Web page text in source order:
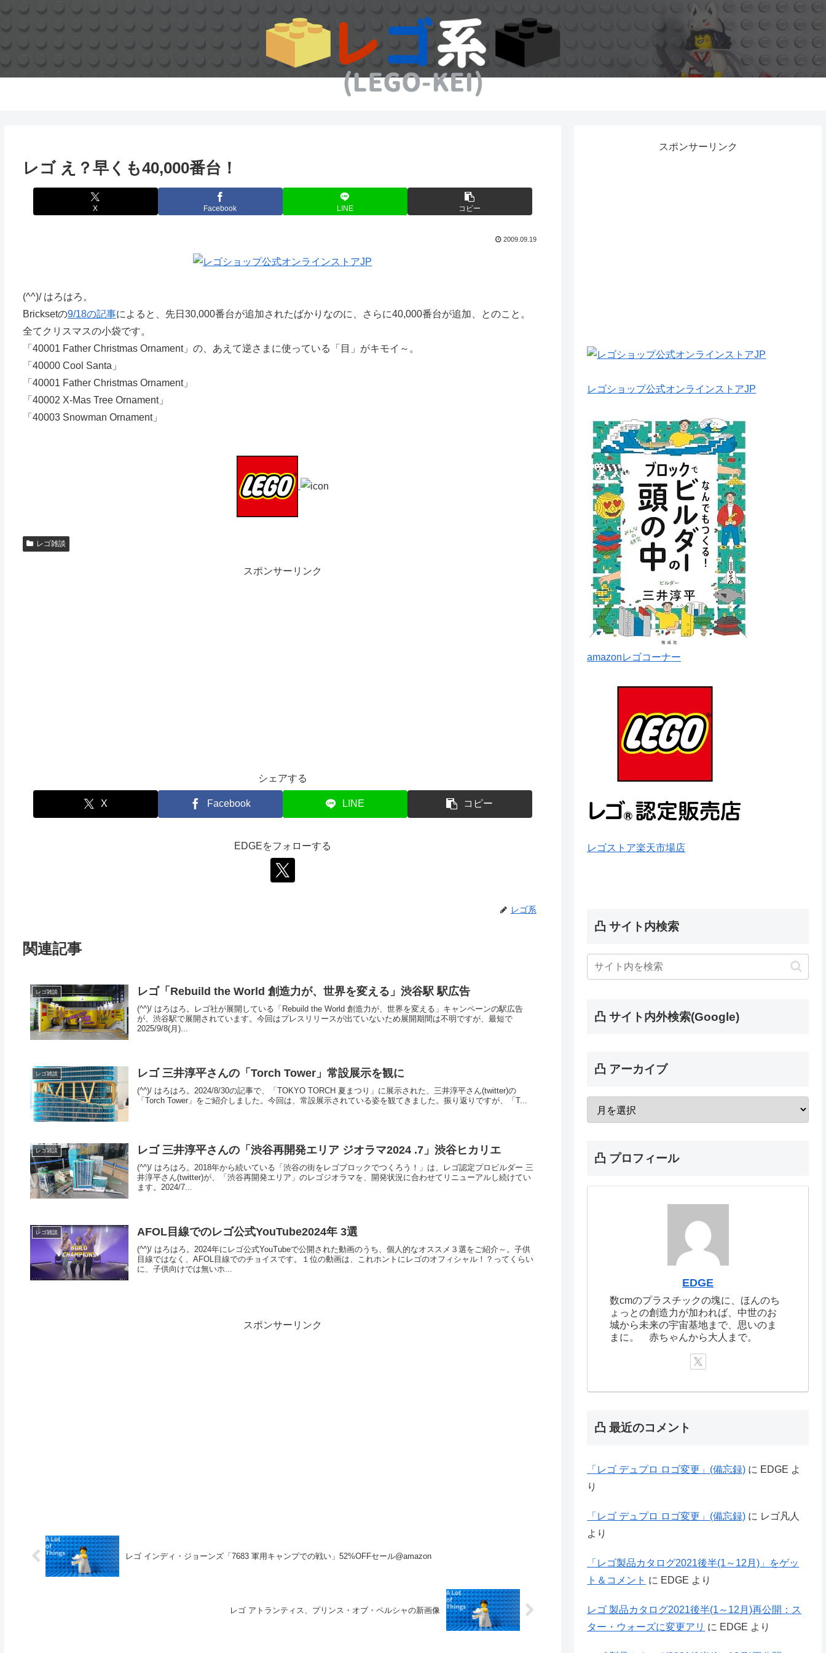
レゴ え？早くも40,000番台！
X Facebook LINE コピー
2009.09.19
(^^)/ はろはろ。
Bricksetの9/18の記事によると、先日30,000番台が追加されたばかりなのに、さらに40,000番台が追加、とのこと。
全てクリスマスの小袋です。
「40001 Father Christmas Ornament」の、あえて逆さまに使っている「目」がキモイ～。
「40000 Cool Santa」
「40001 Father Christmas Ornament」
「40002 X-Mas Tree Ornament」
「40003 Snowman Ornament」
レゴ雑談
スポンサーリンク
シェアする
X Facebook LINE コピー
EDGEをフォローする
レゴ系
関連記事
レゴ雑談 レゴ「Rebuild the World 創造力が、世界を変える」渋谷駅 駅広告
(^^)/ はろはろ。レゴ社が展開している「Rebuild the World 創造力が、世界を変える」キャンペーンの駅広告
が、渋谷駅で展開されています。今回はプレスリリースが出ていないため展開期間は不明ですが、最短で
2025/9/8(月)...
レゴ雑談 レゴ 三井淳平さんの「Torch Tower」常設展示を観に
(^^)/ はろはろ。2024/8/30の記事で、「TOKYO TORCH 夏まつり」に展示された、三井淳平さん(twitter)の
「Torch Tower」をご紹介しました。今回は、常設展示されている姿を観てきました。振り返りですが、「T...
レゴ雑談 レゴ 三井淳平さんの「渋谷再開発エリア ジオラマ2024 .7」渋谷ヒカリエ
(^^)/ はろはろ。2018年から続いている「渋谷の街をレゴブロックでつくろう！」は、レゴ認定プロビルダー 三
井淳平さん(twitter)が、「渋谷再開発エリア」のレゴジオラマを、開発状況に合わせてリニューアルし続けてい
ます。2024/7...
レゴ雑談 AFOL目線でのレゴ公式YouTube2024年 3選
(^^)/ はろはろ。2024年にレゴ公式YouTubeで公開された動画のうち、個人的なオススメ３選をご紹介～。子供
目線ではなく、AFOL目線でのチョイスです。１位の動画は、これホントにレゴのオフィシャル！？ってくらい
に、子供向けでは無いホ...
スポンサーリンク
レゴ インディ・ジョーンズ「7683 軍用キャンプでの戦い」52%OFFセール@amazon
レゴ アトランティス、プリンス・オブ・ペルシャの新画像
スポンサーリンク
レゴショップ公式オンラインストアJP
amazonレゴコーナー
レゴストア楽天市場店
凸 サイト内検索
凸 サイト内外検索(Google)
凸 アーカイブ
凸 プロフィール
EDGE
数cmのプラスチックの塊に、ほんのち
ょっとの創造力が加われば、中世のお
城から未来の宇宙基地まで、思いのま
まに。 赤ちゃんから大人まで。
凸 最近のコメント
「レゴ デュプロ ロゴ変更」(備忘録) に EDGE よ
り
「レゴ デュプロ ロゴ変更」(備忘録) に レゴ凡人
より
「レゴ製品カタログ2021後半(1～12月)」をゲッ
ト＆コメント に EDGE より
レゴ 製品カタログ2021後半(1～12月)再公開：ス
ター・ウォーズに変更アリ に EDGE より